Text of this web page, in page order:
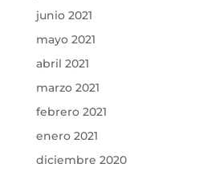
junio 2021
mayo 2021
abril 2021
marzo 2021
febrero 2021
enero 2021
diciembre 2020